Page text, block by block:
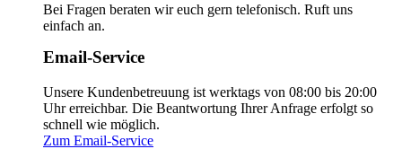
Bei Fragen beraten wir euch gern telefonisch. Ruft uns
einfach an.
Email-Service
Unsere Kundenbetreuung ist werktags von 08:00 bis 20:00
Uhr erreichbar. Die Beantwortung Ihrer Anfrage erfolgt so
schnell wie möglich.
Zum Email-Service